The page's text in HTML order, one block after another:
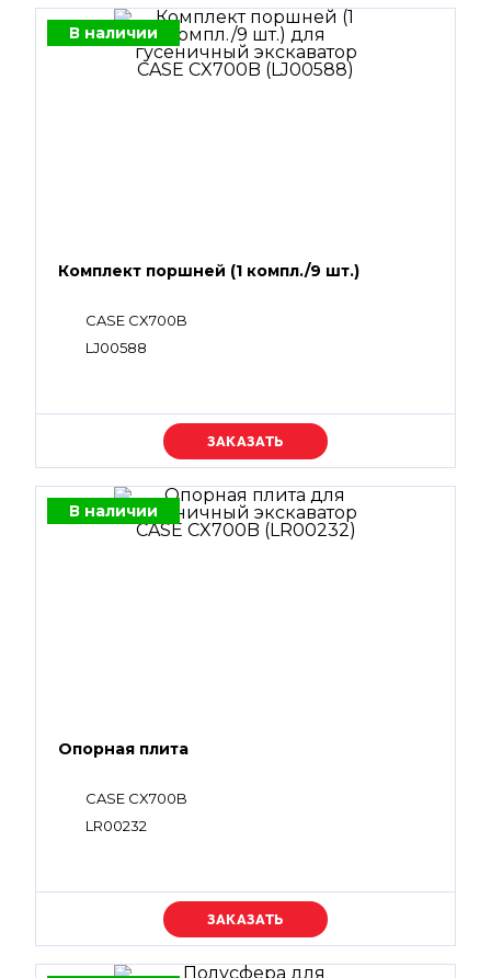
В наличии
Комплект поршней (1 компл./9 шт.)
CASE CX700B
LJ00588
Уточняйте цену
В наличии
Опорная плита
CASE CX700B
LR00232
Уточняйте цену